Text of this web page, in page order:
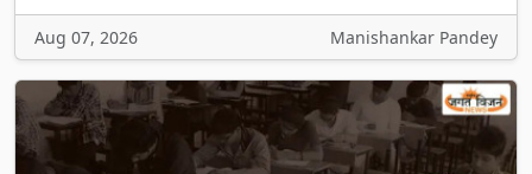
Aug 07, 2026 Manishankar Pandey